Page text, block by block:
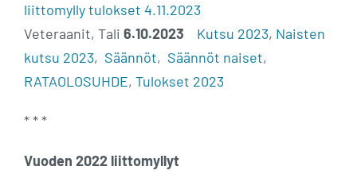
liittomylly tulokset 4.11.2023
Veteraanit, Tali 6.10.2023 Kutsu 2023, Naisten
kutsu 2023, Säännöt, Säännöt naiset,
RATAOLOSUHDE, Tulokset 2023
* * *
Vuoden 2022 liittomyllyt